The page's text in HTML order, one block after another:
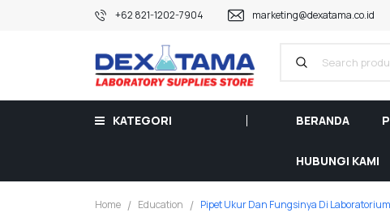
+62 821-1202-7904 marketing@dexatama.co.id
KATEGORI BERANDA
HUBUNGI KAMI
Home Education Pipet Ukur Dan Fungsinya Di Laboratorium